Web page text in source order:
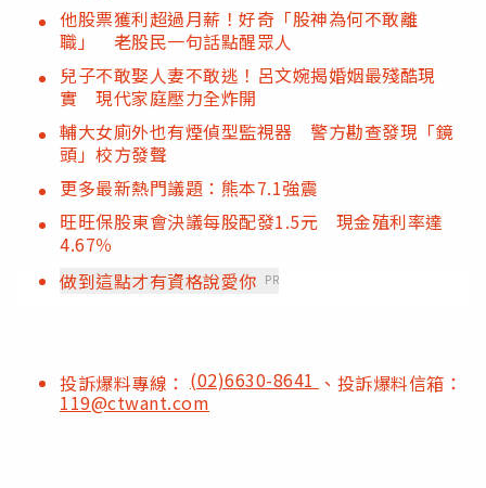
他股票獲利超過月薪！好奇「股神為何不敢離
職」 老股民一句話點醒眾人
兒子不敢娶人妻不敢逃！呂文婉揭婚姻最殘酷現
實 現代家庭壓力全炸開
輔大女廁外也有煙偵型監視器 警方勘查發現「鏡
頭」校方發聲
更多最新熱門議題：熊本7.1強震
旺旺保股東會決議每股配發1.5元 現金殖利率達
4.67％
做到這點才有資格說愛你 PR
投訴爆料專線： (02)6630-8641 、投訴爆料信箱：
119@ctwant.com